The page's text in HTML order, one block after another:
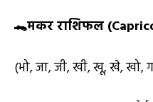
🐊मकर राशिफल (
(भो, जा, जी, खी, खू, खे, खो,